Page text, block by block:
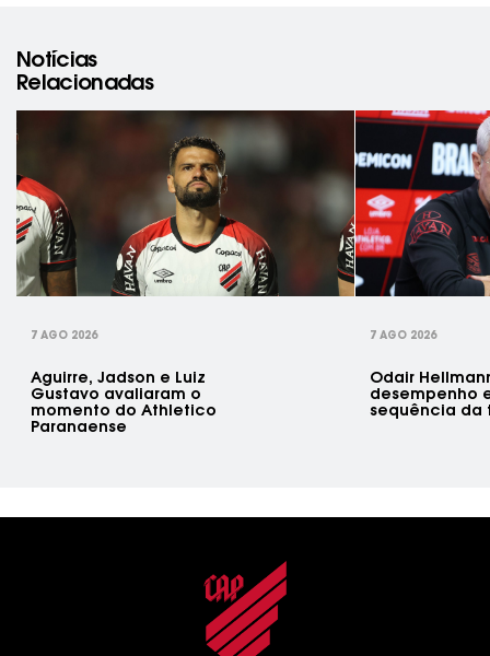
Notícias
Relacionadas
7 AGO 2026
Aguirre, Jadson e Luiz
Gustavo avaliaram o
momento do Athletico
Paranaense
7 AGO 2026
Odair
desempenho
sequência da